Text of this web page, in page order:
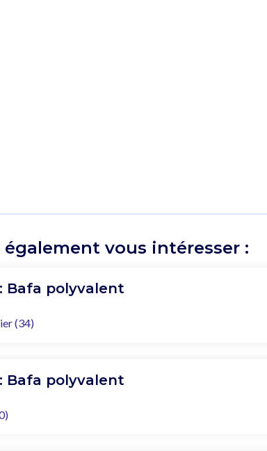
vous intéresser :
Bafa polyvalent
(34)
Bafa polyvalent